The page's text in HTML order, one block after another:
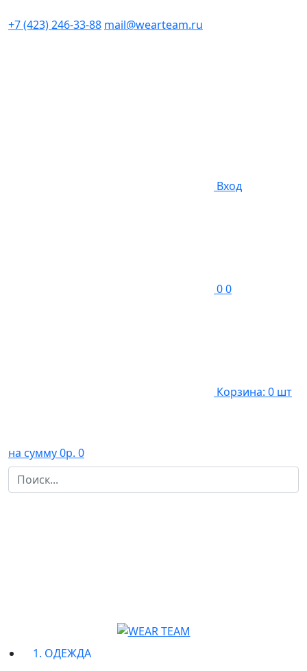
+7 (423) 246-33-88 mail@wearteam.ru
Вход
00
Корзина: 0 шт
на сумму 0р. 0
1. ОДЕЖДА